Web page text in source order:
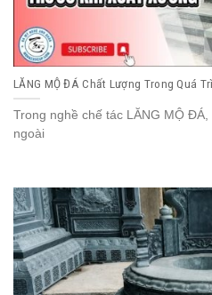
LĂNG MỘ ĐÁ Chất Lượng Trong Quá
Trong nghề chế tác LĂNG MỘ
ngoài